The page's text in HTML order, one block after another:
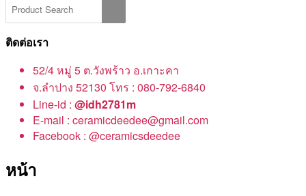
ติดต่อเรา
52/4 หมู่ 5 ต.วังพร้าว อ.เกาะคา
จ.ลำปาง 52130 โทร : 080-792-6840
Line-id : @idh2781m
E-mail : ceramicdeedee@gmail.com
Facebook : @ceramicsdeedee
หน้า